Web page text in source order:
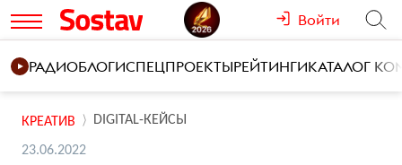
Войти
РАДИОБЛОГИСПЕЦПРОЕКТЫРЕЙТИНГИКАТАЛОГ
КРЕАТИВ DIGITAL-КЕЙСЫ
23.06.2022